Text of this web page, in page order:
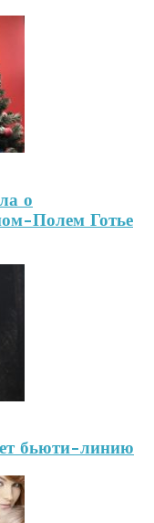
о
Полем Готье
бьюти-линию